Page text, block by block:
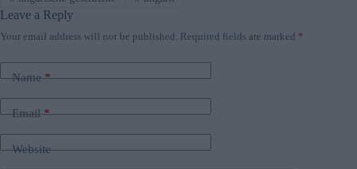
Leave a Reply
Your email address will not be published. Required fields are marked *
Name*
Email*
Website